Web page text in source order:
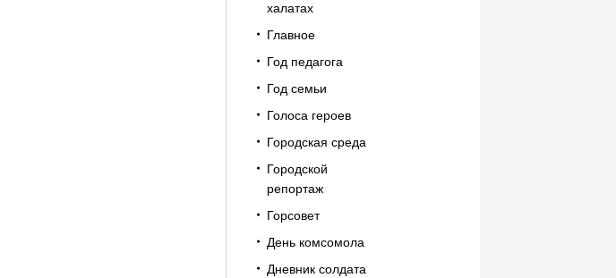
халатах
Главное
Год педагога
Год семьи
Голоса героев
Городская среда
Городской
репортаж
Горсовет
День комсомола
Дневник солдата